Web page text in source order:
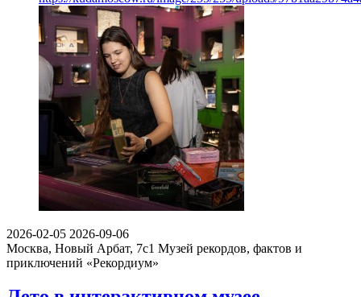
2026-02-05 2026-09-06
Москва, Новый Арбат, 7с1 Музей рекордов, фактов и
приключений «Рекордиум»